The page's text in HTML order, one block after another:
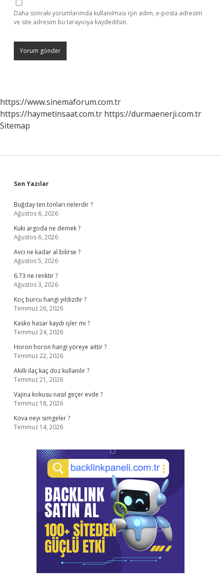
Daha sonraki yorumlarımda kullanılması için adım, e-posta adresim
ve site adresim bu tarayıcıya kaydedilsin.
https://www.sinemaforum.com.tr
https://haymetinsaat.com.tr https://durmaenerji.com.tr
Sitemap
Sidebar
Son Yazılar
Buğday ten tonları nelerdir ?
Ağustos 6, 2026
Kuki argoda ne demek ?
Ağustos 6, 2026
Avcı ne kadar al bilirse ?
Ağustos 5, 2026
6.73 ne renktir ?
Ağustos 3, 2026
Koç burcu hangi yıldızdır ?
Temmuz 26, 2026
Kasko hasar kaydı işler mi ?
Temmuz 24, 2026
Horon horon hangi yöreye aittir ?
Temmuz 22, 2026
Akıllı ilaç kaç doz kullanılır ?
Temmuz 21, 2026
Vajina kokusu nasıl geçer evde ?
Temmuz 18, 2026
Kova neyi simgeler ?
Temmuz 14, 2026